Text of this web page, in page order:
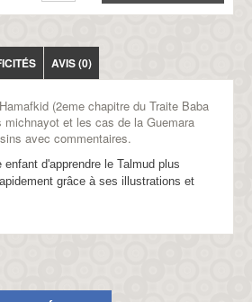
AVIS (0)
(2eme chapitre du Traite Baba
et les cas de la Guemara
avec commentaires.
d'apprendre le Talmud plus
grâce à ses illustrations et